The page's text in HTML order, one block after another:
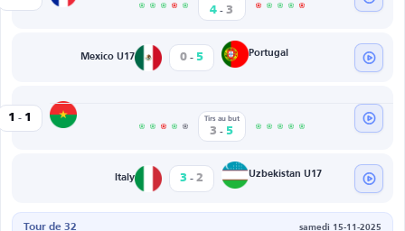
4 - 3
Mexico U17 0 - 5 Portugal
1 - 1 Tirs au but
3 - 5
Italy 3 - 2 Uzbekistan U17
Tour de 32 samedi 15-11-2025